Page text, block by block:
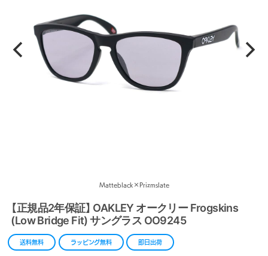
Matteblack×Prizmslate
【正規品2年保証】 OAKLEY オークリー Frogskins
(Low Bridge Fit) サングラス OO9245
送料無料 ラッピング無料 即日出荷